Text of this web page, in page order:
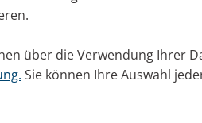
über die Verwendung Ihrer
Sie können Ihre Auswahl